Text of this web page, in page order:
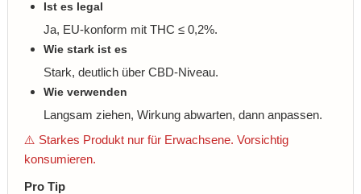
Ist es legal
Ja, EU-konform mit THC ≤ 0,2%.
Wie stark ist es
Stark, deutlich über CBD-Niveau.
Wie verwenden
Langsam ziehen, Wirkung abwarten, dann anpassen.
⚠️ Starkes Produkt nur für Erwachsene. Vorsichtig
konsumieren.
Pro Tip